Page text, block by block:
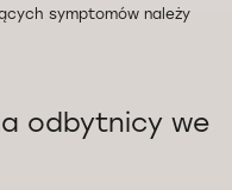
symptomów należy
odbytnicy we